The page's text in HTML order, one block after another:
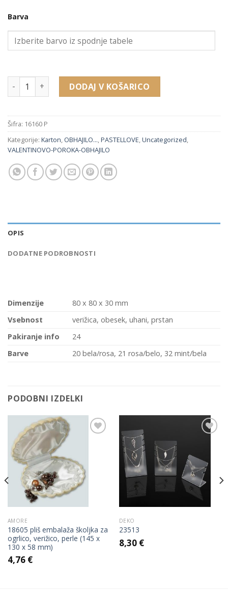
Barva
16160 P embalaža za verižico, obesek, uhane, prstan (80 x
DODAJ V KOŠARICO
Šifra: 16160 P
Kategorije: Karton OBHAJILO... PASTELLOVE Uncategorized
VALENTINOVO-POROKA-OBHAJILO
OPIS
DODATNE PODROBNOSTI
Dimenzije
80 x 80 x 30 mm
Vsebnost
verižica, obesek, uhani, prstan
Pakiranje info
24
Barve
20 bela/rosa, 21 rosa/belo, 32 mint/bela
PODOBNI IZDELKI
Wishlist
AMORE
18605 pliš embalaža školjka za
ogrlico, verižico, perle (145 x
130 x 58 mm)
4,76 €
Add to
Wishlist
DEKO
23513
8,30 €